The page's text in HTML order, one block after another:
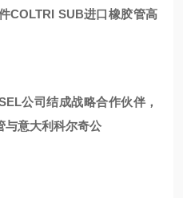
COLTRI SUB进口橡胶管高
公司结成战略合作伙伴，
与意大利科尔奇公